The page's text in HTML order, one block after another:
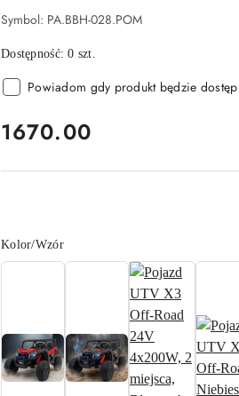
Symbol: PA.BBH-028.POM
Dostępność:0 szt.
Powiadom gdy produkt będzie
cena:
1670.00
Wariant
Kolor/Wzór